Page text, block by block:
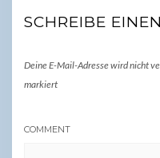
SCHREIBE
Deine E-Mail-Adresse wird nicht
markiert
COMMENT